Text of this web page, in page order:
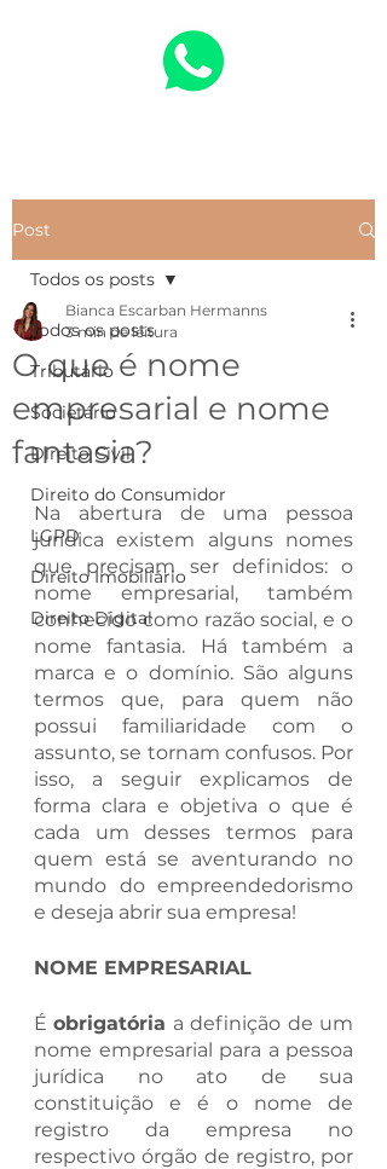
Post
Todos os posts
Tributário
Societário
Direito Civil
Direito do Consumidor
LGPD
Direito Imobiliário
Direito Digital
Todos os posts
O que é nome
empresarial e nome
fantasia?
Bianca Escarban Hermanns
3 min de leitura
Na abertura de uma pessoa
jurídica existem alguns nomes
que precisam ser definidos: o
nome empresarial, também
conhecido como razão social, e o
nome fantasia. Há também a
marca e o domínio. São alguns
termos que, para quem não
possui familiaridade com o
assunto, se tornam confusos. Por
isso, a seguir explicamos de
forma clara e objetiva o que é
cada um desses termos para
quem está se aventurando no
mundo do empreendedorismo
e deseja abrir sua empresa!
NOME EMPRESARIAL
É obrigatória a definição de um
nome empresarial para a pessoa
jurídica no ato de sua
constituição e é o nome de
registro da empresa no
respectivo órgão de registro, por